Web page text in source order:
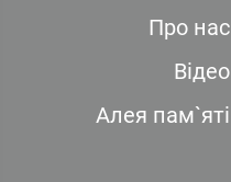
Про нас
Відео
Алея пам`яті